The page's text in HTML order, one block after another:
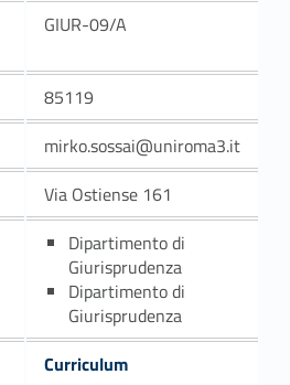
GIUR-09/A
85119
mirko.sossai@uniroma3.it
Via Ostiense 161
Dipartimento di
Giurisprudenza
Dipartimento di
Giurisprudenza
Curriculum